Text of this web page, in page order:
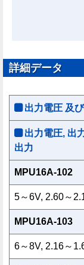
詳細データ
出力電圧 及
出力電圧, 出
出力
MPU16A-102
5～6V, 2.60～
MPU16A-103
6～8V, 2.16～